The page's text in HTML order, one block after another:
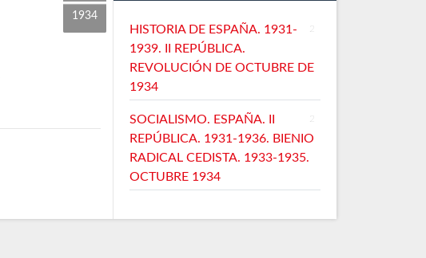
1934
HISTORIA DE ESPAÑA. 1931-
1939. II REPÚBLICA.
REVOLUCIÓN DE OCTUBRE DE
1934
SOCIALISMO. ESPAÑA. II
REPÚBLICA. 1931-1936. BIENIO
RADICAL CEDISTA. 1933-1935.
OCTUBRE 1934